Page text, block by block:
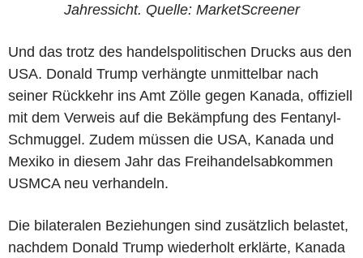
Jahressicht. Quelle: MarketScreener
Und das trotz des handelspolitischen Drucks aus den
USA. Donald Trump verhängte unmittelbar nach
seiner Rückkehr ins Amt Zölle gegen Kanada, offiziell
mit dem Verweis auf die Bekämpfung des Fentanyl-
Schmuggel. Zudem müssen die USA, Kanada und
Mexiko in diesem Jahr das Freihandelsabkommen
USMCA neu verhandeln.
Die bilateralen Beziehungen sind zusätzlich belastet,
nachdem Donald Trump wiederholt erklärte, Kanada